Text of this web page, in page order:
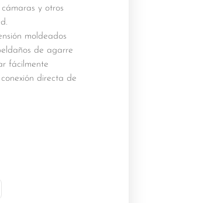
cámaras y otros
moldeados
de agarre
fácilmente
directa de